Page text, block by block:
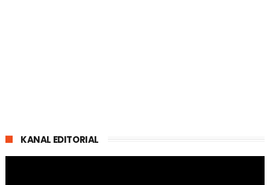
KANAL EDITORIAL